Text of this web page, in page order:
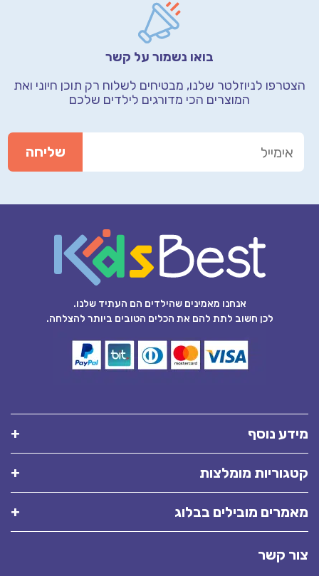
בואו נשמור על קשר
הצטרפו לניוזלטר שלנו, מבטיחים לשלוח רק תוכן חיוני ואת
המוצרים הכי מדורגים לילדים שלכם
אנחנו מאמינים שהילדים הם העתיד שלנו.
לכן חשוב לתת להם את הכלים הטובים ביותר להצלחה.
מידע נוסף
קטגוריות מומלצות
מאמרים מובילים בבלוג
צור קשר